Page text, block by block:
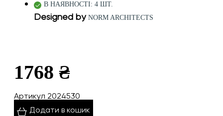
В НАЯВНОСТІ: 4 ШТ.
Designed by NORM ARCHITECTS
1768 ₴
Артикул 2024530
Додати в кошик